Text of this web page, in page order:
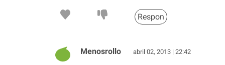
Respon
Menosrollo abril 02, 2013 | 22:42